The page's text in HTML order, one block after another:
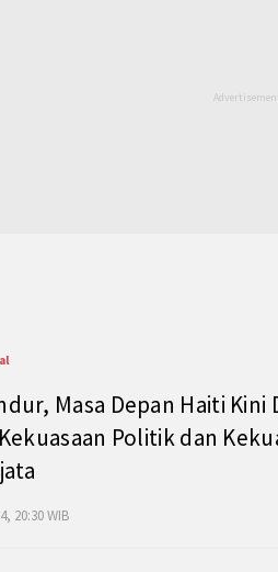
Masa Depan Haiti
Politik dan
20:30 WIB